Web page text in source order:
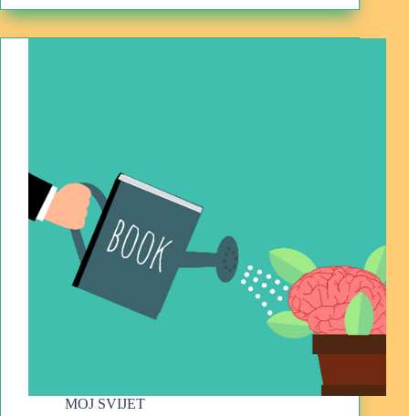
MOJ SVIJET